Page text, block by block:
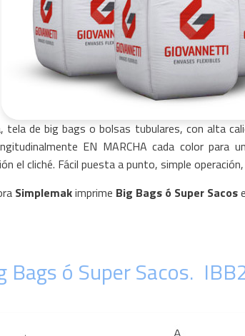
tela de big bags o bolsas tubulares, con alta
EN MARCHA cada color para
el cliché. Fácil puesta a punto, simple
Simplemakimprime Big Bags ó Super Sacos
Bags ó Super Sacos.